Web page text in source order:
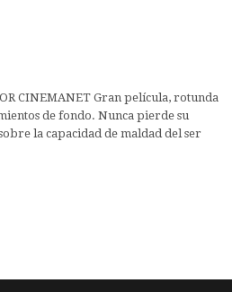
CINEMANET Gran película, rotunda
de fondo. Nunca pierde su
la capacidad de maldad del ser